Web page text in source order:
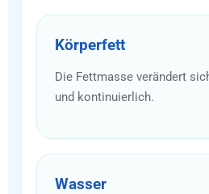
Körperfett
Die Fettmasse verändert
und kontinuierlich.
Wasser